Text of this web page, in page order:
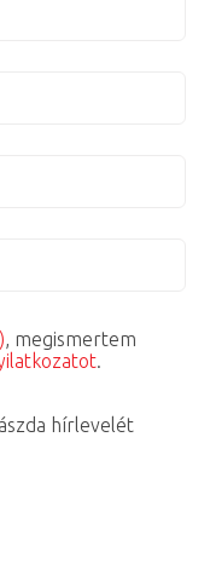
, megismertem
.
hírlevelét